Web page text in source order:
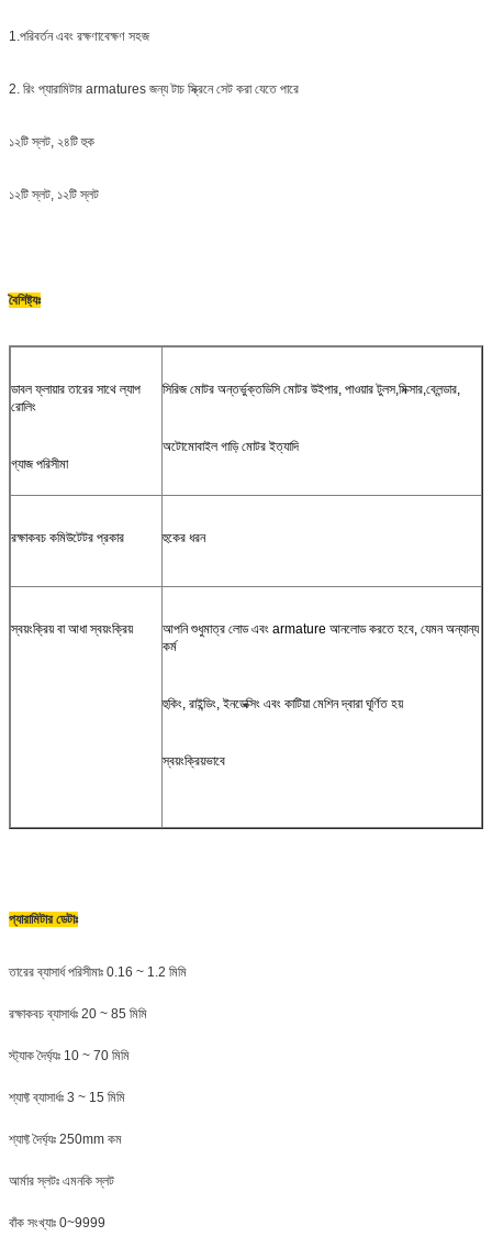
1.পরিবর্তন এবং রক্ষণাবেক্ষণ সহজ
2. রিং প্যারামিটার armatures জন্য টাচ স্ক্রিনে সেট করা যেতে পারে
১২টি স্লট, ২৪টি হুক
১২টি স্লট, ১২টি স্লট
বৈশিষ্ট্যঃ
ডাবল ফ্লায়ার তারের সাথে ল্যাপ
রোলিং
গ্যাজ পরিসীমা
সিরিজ মোটর অন্তর্ভুক্তডিসি মোটর উইপার, পাওয়ার টুলস,মিক্সার,ব্লেন্ডার,
অটোমোবাইল গাড়ি মোটর ইত্যাদি
রক্ষাকবচ কমিউটেটর প্রকার হুকের ধরন
স্বয়ংক্রিয় বা আধা স্বয়ংক্রিয়
আপনি শুধুমাত্র লোড এবং armature আনলোড করতে হবে, যেমন অন্যান্য
কর্ম
হুকিং, রাইন্ডিং, ইনডেক্সিং এবং কাটিয়া মেশিন দ্বারা ঘূর্ণিত হয়
স্বয়ংক্রিয়ভাবে
প্যারামিটার ডেটাঃ
তারের ব্যাসার্ধ পরিসীমাঃ 0.16 ~ 1.2 মিমি
রক্ষাকবচ ব্যাসার্ধঃ 20 ~ 85 মিমি
স্ট্যাক দৈর্ঘ্যঃ 10 ~ 70 মিমি
শ্যাফ্ট ব্যাসার্ধঃ 3 ~ 15 মিমি
শ্যাফ্ট দৈর্ঘ্যঃ 250mm কম
আর্মার স্লটঃ এমনকি স্লট
বাঁক সংখ্যাঃ 0~9999